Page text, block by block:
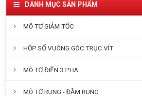
DANH MỤC SẢN PHẨM
MÔ TƠ GIẢM TỐC
HỘP SỐ VUÔNG GÓC TRỤC VÍT
MÔ TƠ ĐIỆN 3 PHA
MÔ TƠ RUNG - ĐẦM RUNG